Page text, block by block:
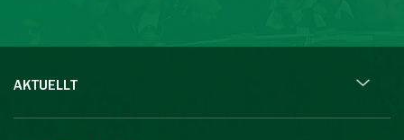
AKTUELLT